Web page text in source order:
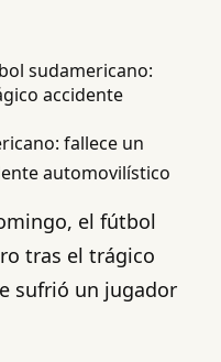
fallece un
automovilístico
el fútbol
tras el trágico
sufrió un jugador